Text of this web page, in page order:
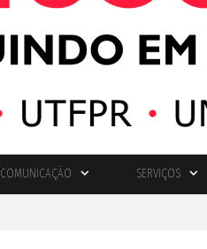
COMUNICAÇÃO SERVIÇOS